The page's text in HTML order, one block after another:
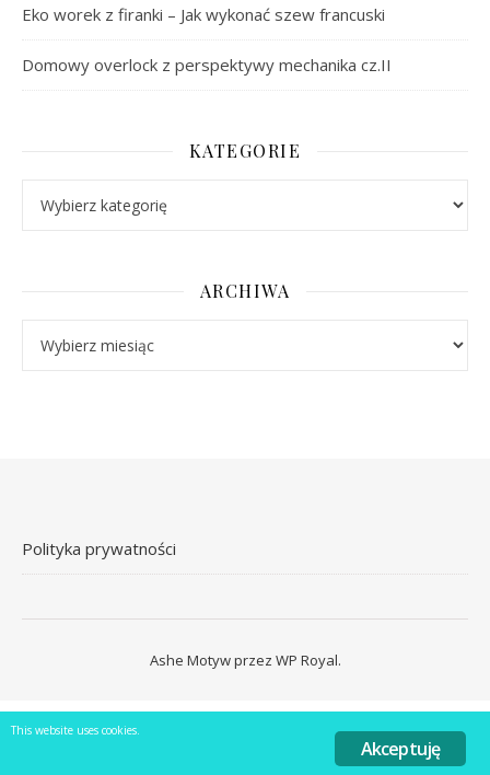
Eko worek z firanki – Jak wykonać szew francuski
Domowy overlock z perspektywy mechanika cz.II
KATEGORIE
ARCHIWA
Polityka prywatności
Ashe Motyw przez WP Royal.
Akceptuję
This website uses cookies.